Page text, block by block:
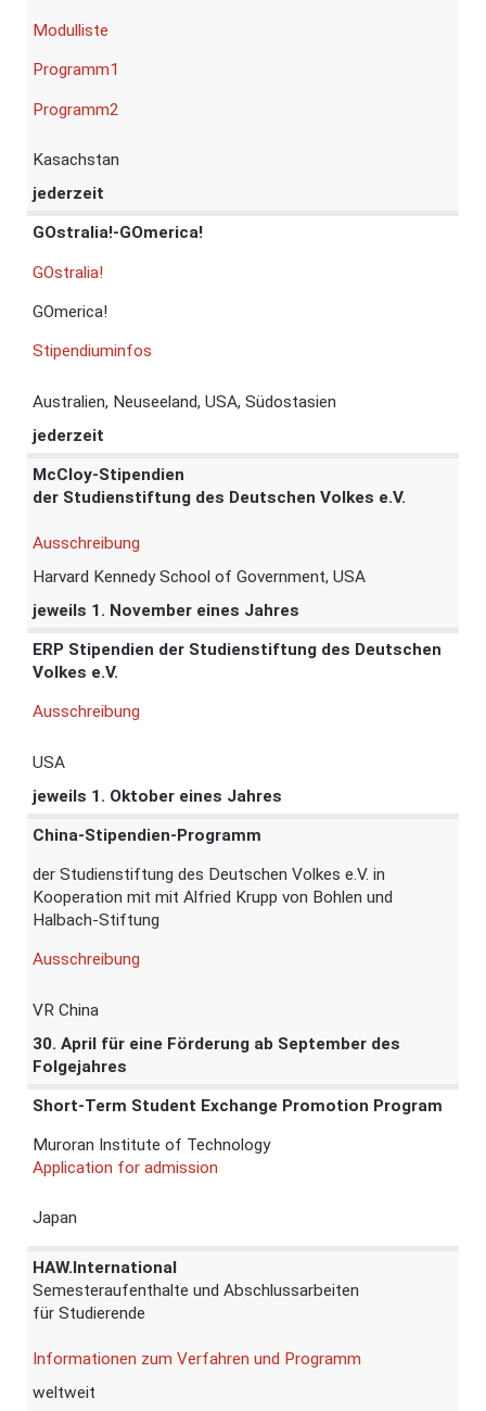
Modulliste
Programm1
Programm2
Kasachstan
jederzeit
GOstralia!-GOmerica!
GOstralia!
GOmerica!
Stipendiuminfos
Australien, Neuseeland, USA, Südostasien
jederzeit
McCloy-Stipendien
der Studienstiftung des Deutschen Volkes e.V.
Ausschreibung
Harvard Kennedy School of Government, USA
jeweils 1. November eines Jahres
ERP Stipendien der Studienstiftung des Deutschen
Volkes e.V.
Ausschreibung
USA
jeweils 1. Oktober eines Jahres
China-Stipendien-Programm
der Studienstiftung des Deutschen Volkes e.V. in
Kooperation mit mit Alfried Krupp von Bohlen und
Halbach-Stiftung
Ausschreibung
VR China
30. April für eine Förderung ab September des
Folgejahres
Short-Term Student Exchange Promotion Program
Muroran Institute of Technology
Application for admission
Japan
HAW.International
Semesteraufenthalte und Abschlussarbeiten
für Studierende
Informationen zum Verfahren und Programm
weltweit